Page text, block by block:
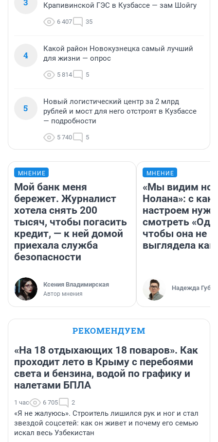
Крапивинской ГЭС в Кузбассе — зам Шойгу
6 407 35
4
Какой район Новокузнецка самый лучший
для жизни — опрос
5 814 5
5
Новый логистический центр за 2 млрд
рублей и мост для него отстроят в Кузбассе
— подробности
5 740 5
МНЕНИЕ
Мой банк меня
бережет. Журналист
хотела снять 200
тысяч, чтобы погасить
кредит, — к ней домой
приехала служба
безопасности
Ксения Владимирская
Автор мнения
МНЕНИЕ
«Мы видим
Нолана»: с
настроем
смотреть
чтобы она не
выглядела как
Надежда
РЕКОМЕНДУЕМ
«На 18 отдыхающих 18 поваров». Как
проходит лето в Крыму с перебоями
света и бензина, водой по графику и
налетами БПЛА
1 час 6 705 2
«Я не жалуюсь». Строитель лишился рук и ног и стал
звездой соцсетей: как он живет и почему его семью
искал весь Узбекистан